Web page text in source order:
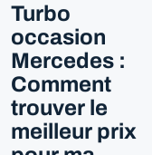
Turbo
occasion
Mercedes :
Comment
trouver le
meilleur prix